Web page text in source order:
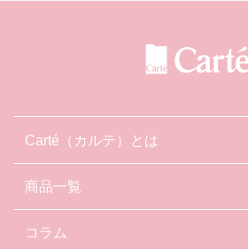
Carté（カルテ）とは
商品一覧
コラム